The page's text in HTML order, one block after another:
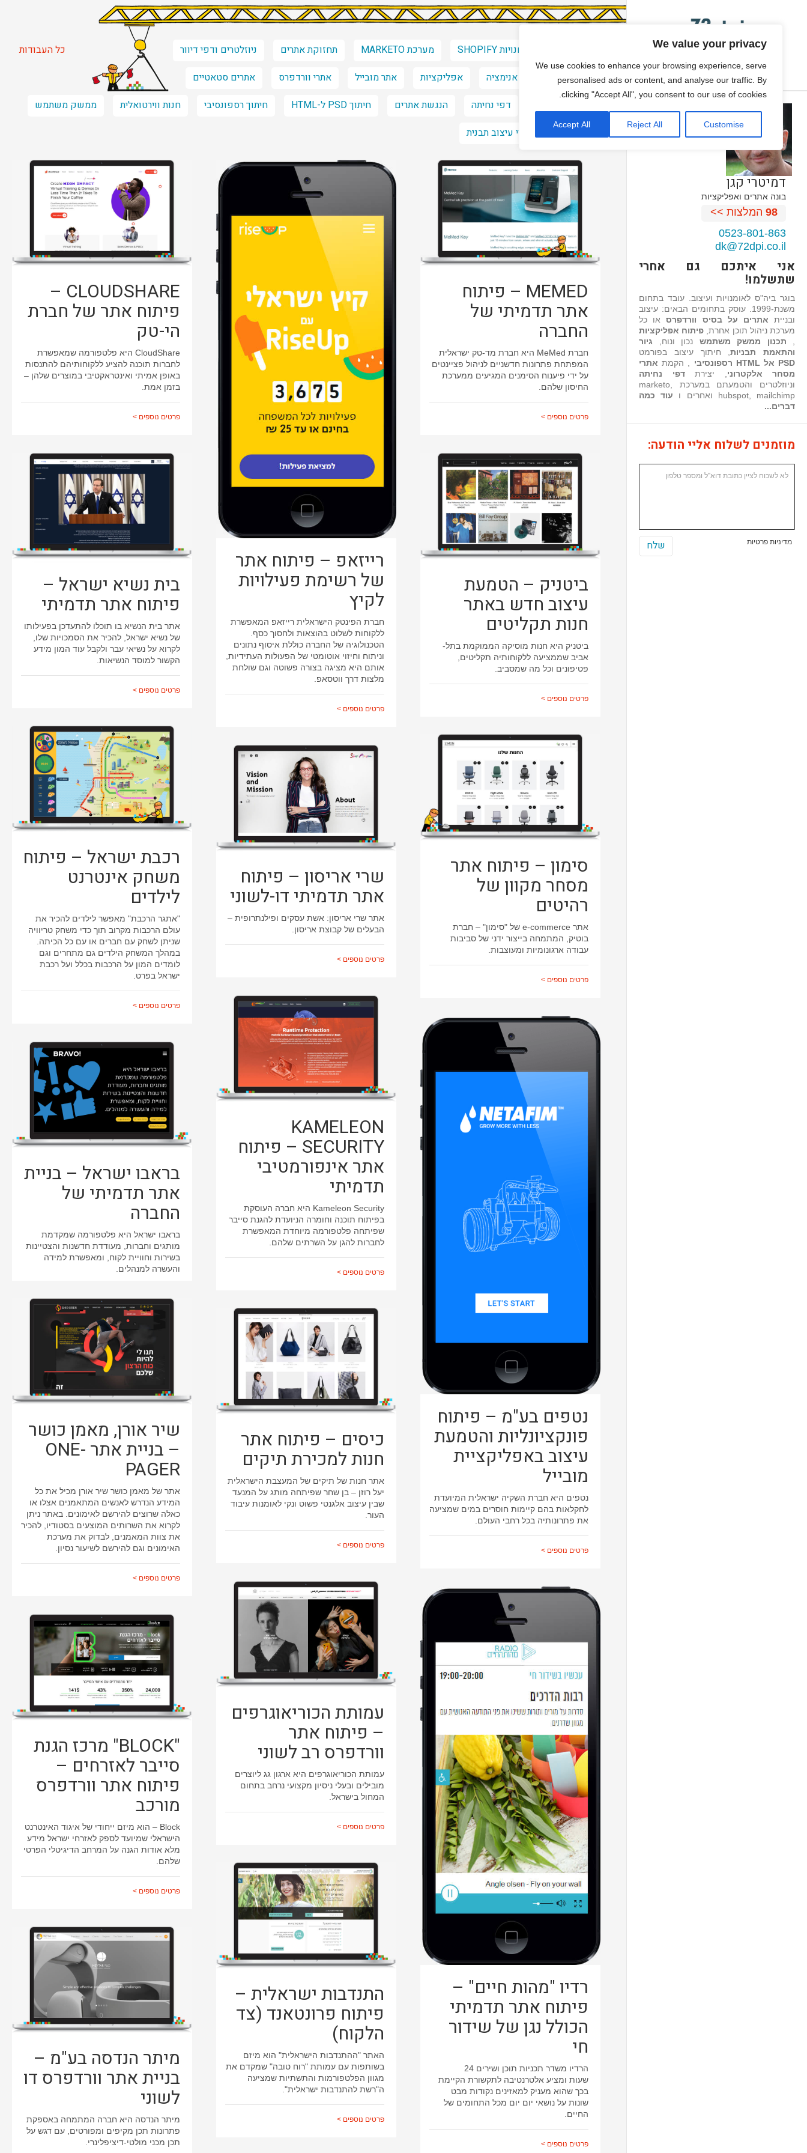
We value your privacy
We use cookies to enhance your browsing experience, serve
personalised ads or content, and analyse our traffic. By
clicking "Accept All", you consent to our use of cookies.
Customise
Reject All
Accept All
דמיטרי קגן
בונה אתרים ואפליקציות
98 המלצות >>
0523-801-863
dk@72dpi.co.il
אני איתכם גם אחרי
שתשלמו!
בוגר ביה"ס לאומנויות ועיצוב. עובד בתחום
משנת-1999. עוסק בתחומים הבאים: עיצוב
ובניית אתרים על בסיס וורדפרסאו כל
מערכת ניהול תוכן אחרת, פיתוח אפליקציות
תכנון ממשק משתמש נכון ונוח, גיור
והתאמת תבניות, חיתוך עיצוב בפורמט
PSD אל HTML רספונסיבי
, הקמת אתרי
מסחר אלקטרוני , יצירתדפי נחיתה
וניוזלטרים והטמעתם במערכת marketo,
hubspot, mailchimp ואחרים ו
עוד כמה
דברים...
מוזמנים לשלוח אליי הודעה:
מדיניות פרטיות
כל העבודות חנויות SHOPIFY מערכת MARKETO תחזוקת אתרים
ניוזלטרים ודפי דיוור
ONE PAGE SITE
אנימציה אפליקציות אתר מובייל אתרי וורדפרס
אתרים סטאטיים
דפי נחיתה הנגשת אתרים חיתוך PSD ל-HTML חיתוך רספונסיבי חנות ווירטואלית
ממשק משתמש
עיצוב אתרים
שינוי עיצוב תבנית
CLOUDSHARE –
פיתוח אתר של חברת
הי-טק
CloudShare היא פלטפורמה שמאפשרת
לחברות תוכנה להציע ללקוחותיהם להתנסות
באופן אמיתי ואינטראקטיבי במוצרים שלהן –
בזמן אמת.
פרטים נוספים >
רייזאפ – פיתוח אתר
של רשימת פעילויות
לקיץ
חברת הפינטק הישראלית רייזאפ המאפשרת
ללקוחות לשלוט בהוצאות ולחסוך כסף.
הטכנולוגיה של החברה כוללת איסוף נתונים
וניתוח וחיזוי אוטומטי של הפעולות העתידיות,
אותם היא מציגה בצורה פשוטה וגם שולחת
מלצות דרך ווטסאפ.
פרטים נוספים >
MEMED – פיתוח
אתר תדמיתי של
החברה
חברת MeMed היא חברת מד-טק ישראלית
המפתחת פתרונות חדשניים לניהול פציינטים
על ידי פיענוח הסימנים המגיעים ממערכת
החיסון שלהם.
פרטים נוספים >
בית נשיא ישראל –
פיתוח אתר תדמיתי
אתר בית הנשיא בו תוכלו להתעדכן בפעילותו
של נשיא ישראל, להכיר את הסמכויות שלו,
לקרוא על נשיאי עבר ולקבל עוד המון מידע
הקשור למוסד הנשיאות.
פרטים נוספים >
ביטניק – הטמעת
עיצוב חדש באתר
חנות תקליטים
ביטניק היא חנות מוסיקה הממוקמת בתל-
אביב שממציעה ללקוחותיה תקליטים,
פטיפונים וכל מה שמסביב.
פרטים נוספים >
רכבת ישראל – פיתוח
משחק אינטרנט
לילדים
"אתגר הרכבת" מאפשר לילדים להכיר את
עולם הרכבות מקרוב תוך כדי משחק טריוויה
שניתן לשחק עם חברים או עם כל הכיתה.
במהלך המשחק הילדים גם מתחרים וגם
לומדים המון על הרכבות בכלל ועל רכבת
ישראל בפרט.
פרטים נוספים >
סימון – פיתוח אתר
מסחר מקוון של
רהיטים
אתר e-commerce של "סימון" – חברת
בוטיק, המתמחה בייצור ידני של סביבות
עבודה ארגונומיות ומעוצבות.
פרטים נוספים >
שרי אריסון – פיתוח
אתר תדמיתי דו-לשוני
אתר שרי אריסון: אשת עסקים ופילנתרופית –
הבעלים של קבוצת אריסון.
פרטים נוספים >
KAMELEON
SECURITY – פיתוח
אתר אינפורמטיבי
תדמיתי
Kameleon Security היא חברה העוסקת
בפיתוח תוכנה וחומרה הניועדת להגנת סייבר
שפיתחה פלטפורמה מיוחדת המאפשרת
לחברות להגן על השרתים שלהם.
פרטים נוספים >
נטפים בע"מ – פיתוח
פונקציונליות והטמעת
עיצוב באפליקציית
מובייל
נטפים היא חברת השקיה ישראלית המיועדת
לחקלאות בהם קיימות חוסרים במים שמציעה
את פתרונותיה בכל רחבי העולם.
פרטים נוספים >
בראבו ישראל – בניית
אתר תדמיתי של
החברה
בראבו ישראל היא פלטפורמה שמקדמת
מותגים וחברות, מעודדת חדשנות והצטיינות
בשירות וחוויית לקוח, ומאפשרת למידה
והעשרה למנהלים.
שיר אורן, מאמן כושר
– בניית אתר ONE-
PAGER
אתר של מאמן כושר שיר אורן מכיל את כל
המידע הנדרש לאנשים המתאמנים אצלו או
כאלה שרוצים להירשם לאימונים. באתר ניתן
לקרוא את השרותים המוצעים בסטודיו, להכיר
את צוות המאמנים, לבדוק את מערכת
האימונים וגם להירשם לשיעור נסיון.
פרטים נוספים >
כיסים – פיתוח אתר
חנות למכירת תיקים
אתר חנות של תיקים של המעצבת הישראלית
יעל רוזן – בן שחר שפיתחה מותג על המנעד
שבין עיצוב אלגנטי פשוט ונקי לאומנות עיבוד
העור.
פרטים נוספים >
עמותת הכוריאוגרפים
– פיתוח אתר
וורדפרס רב לשוני
עמותת הכוריאוגרפים היא ארגון גג ליוצרים
מובילים ובעלי ניסיון מקצועי נרחב בתחום
המחול בישראל.
פרטים נוספים >
רדיו "מהות חיים" –
פיתוח אתר תדמיתי
הכולל נגן של שידור
חי
הרדיו משדר תכניות תוכן ושירים 24
שעות ומציע אלטרנטיבה לתקשורת הקיימת
בכך שהוא מעניק למאזינים נקודות מבט
שונות על נושאי יום יום מכל התחומים של
החיים.
פרטים נוספים >
"BLOCK" מרכז הגנת
סייבר לאזרחים –
פיתוח אתר וורדפרס
מורכב
Block – הוא מיזם ייחודי של איגוד האינטרנט
הישראלי שמיועד לספק לאזרחי ישראל מידע
מלא אודות הגנה על המרחב הדיגיטלי הפרטי
שלהם.
פרטים נוספים >
התנדבות ישראלית –
פיתוח פרונטאנד (צד
הלקוח)
האתר "ההתנדבות הישראלית" הוא מיזם
בשותפות עם עמותת "רוח טובה" שמקדם את
מגוון הפלטפורמות והתשתיות שמציעה
ה"רשת להתנדבות ישראלית".
פרטים נוספים >
מיתר הנדסה בע"מ –
בניית אתר וורדפרס דו
לשוני
מיתר הנדסה היא חברה המתמחה באספקת
פתרונות תכן מקיפים ומפורטים, עם דגש על
תכן מכני מולטי-דיציפלינרי.